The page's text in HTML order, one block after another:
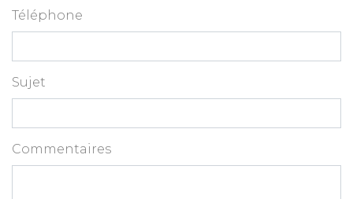
Téléphone
Sujet
Commentaires